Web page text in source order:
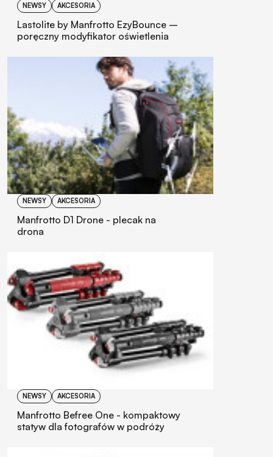
NEWSY AKCESORIA
Lastolite by Manfrotto EzyBounce –
poręczny modyfikator oświetlenia
NEWSY AKCESORIA
Manfrotto D1 Drone - plecak na
drona
NEWSY AKCESORIA
Manfrotto Befree One - kompaktowy
statyw dla fotografów w podróży